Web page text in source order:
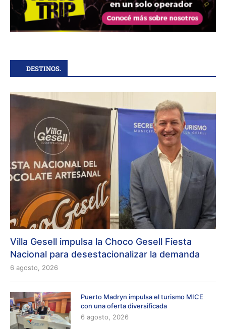
DESTINOS.
Villa Gesell impulsa la Choco Gesell Fiesta
Nacional para desestacionalizar la demanda
6 agosto, 2026
Puerto Madryn impulsa el turismo MICE
con una oferta diversificada
6 agosto, 2026